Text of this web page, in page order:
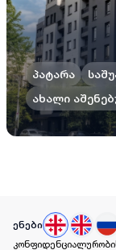
პატარა
ახალი
ენები